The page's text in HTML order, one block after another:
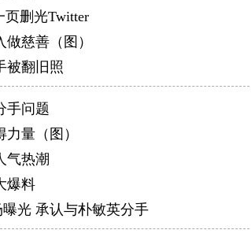
页删光Twitter
慈善（图）
被翻旧照
手问题
量（图）
气热潮
爆料
光 承认与朴敏英分手